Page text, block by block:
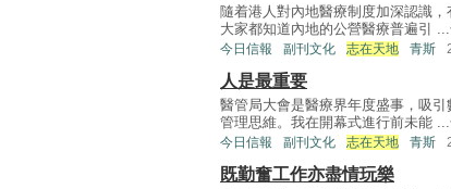
隨着港人對內地醫療制度加深認識
大家都知道內地的公營醫療普遍引 ...
今日信報 副刊文化 志在天地 青斯
人是最重要
醫管局大會是醫療界年度盛事，吸
管理思維。我在開幕式進行前未能 ...
今日信報 副刊文化 志在天地 青斯
既勤奮工作亦盡情玩樂